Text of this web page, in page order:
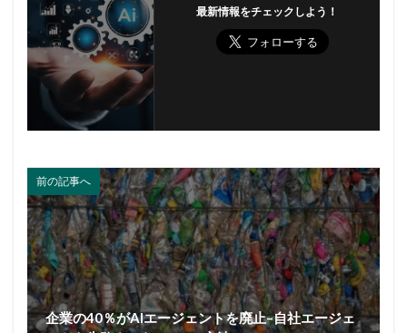
最新情報をチェックしよう！
前の記事へ
企業の40％がAIエージェントを廃止–自社エージェ